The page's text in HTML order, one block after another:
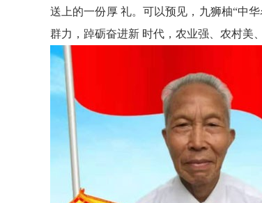
送上的一份厚 礼。可以预见，九狮柚“中
群力，踔砺奋进新 时代，农业强、农村美